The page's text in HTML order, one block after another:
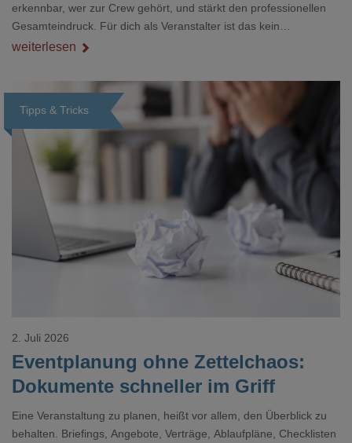
erkennbar, wer zur Crew gehört, und stärkt den professionellen
Gesamteindruck. Für dich als Veranstalter ist das kein
Nebenthema: Bei Textilien mit Stickerei oder mehreren
weiterlesen
Tipps & Tricks
Loading...
Eventplanung ohne Zettelchaos:
Dokumente schneller im Griff
2. Juli 2026
Eine Veranstaltung zu planen, heißt vor allem, den Überblick zu
behalten. Briefings, Angebote, Verträge, Ablaufpläne, Checklisten